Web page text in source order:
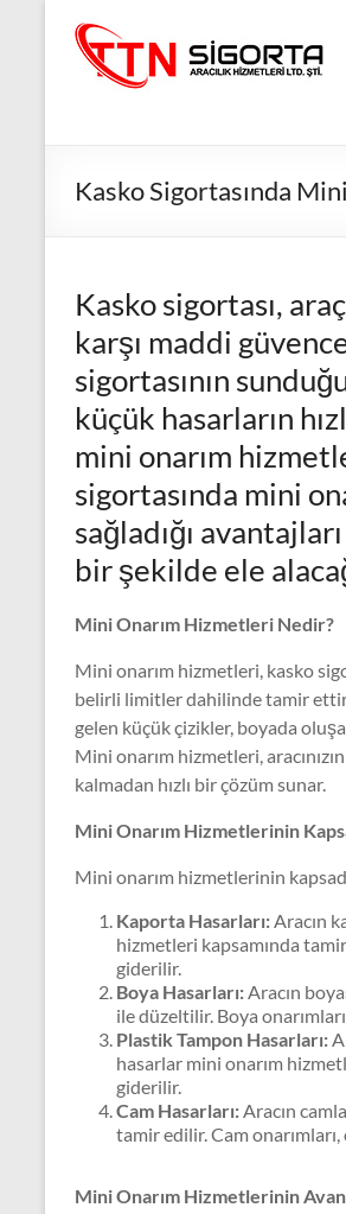
content
TTN
Sigorta
Güvenli
Sigorta:
En
İyi
Fiyatlar,
Eksiksiz
Koruma
Kasko Sigortasında
Kasko sigortası,
karşı maddi
sigortasının
küçük hasarların
mini onarım
sigortasında mini
sağladığı
bir şekilde ele
Mini Onarım Hizmetleri Nedir?
Mini onarım hizmetleri, kasko
belirli limitler dahilinde tamir
gelen küçük çizikler, boyada
Mini onarım hizmetleri,
kalmadan hızlı bir çözüm sunar.
Mini Onarım Hizmetlerinin
Mini onarım hizmetlerinin
Kaporta Hasarları:Aracın
hizmetleri kapsamında
giderilir.
Boya Hasarları:Aracın
ile düzeltilir. Boya
Plastik Tampon Hasarları:
hasarlar mini onarım
giderilir.
Cam Hasarları:Aracın
tamir edilir. Cam
Mini Onarım Hizmetlerinin